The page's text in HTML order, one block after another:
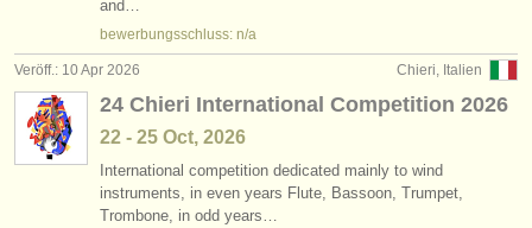
and…
bewerbungsschluss: n/a
Chieri, Italien
Veröff.: 10 Apr 2026
24 Chieri International Competition 2026
22 - 25 Oct, 2026
International competition dedicated mainly to wind
instruments, in even years Flute, Bassoon, Trumpet,
Trombone, in odd years…